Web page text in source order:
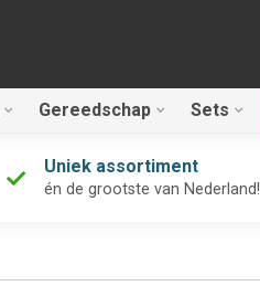
Gereedschap Sets
Uniek assortiment
én de grootste van Nederland!